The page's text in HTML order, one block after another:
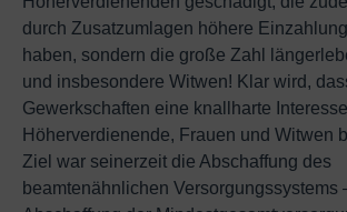
durch Zusatzumlagen höhere
haben, sondern die große Zahl
und insbesondere Witwen! Klar wird,
Gewerkschaften eine knallharte
Höherverdienende, Frauen und Witwen
Ziel war seinerzeit die Abschaffung des
beamtenähnlichen Versorgungssystems